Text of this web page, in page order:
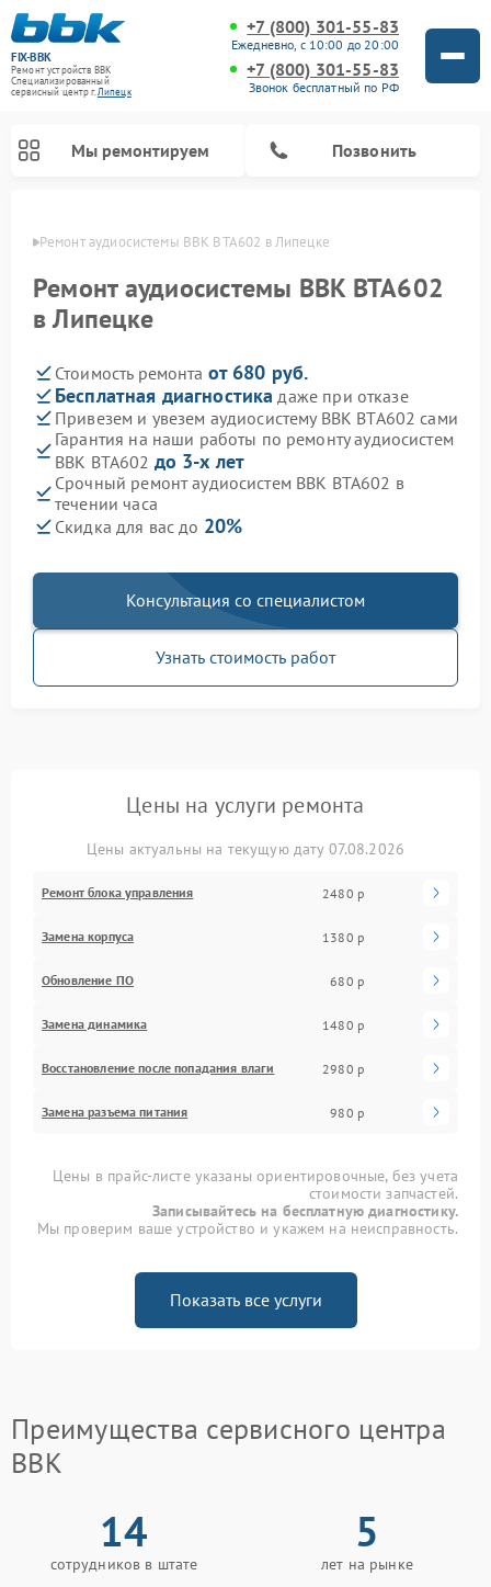
FIX-BBK
Ремонт устройств BBK
Специализированный
cервисный центр г.Липецк
+7 (800) 301-55-83
Ежедневно, с 10:00 до 20:00
+7 (800) 301-55-83
Звонок бесплатный по РФ
Мы ремонтируем Позвонить
Ремонт аудиосистемы BBK BTA602 в Липецке
Ремонт аудиосистемы BBK BTA602
в Липецке
Стоимость ремонта от 680 руб.
Бесплатная диагностика даже при отказе
Привезем и увезем аудиосистему BBK BTA602 сами
Гарантия на наши работы по ремонту аудиосистем
BBK BTA602 до 3-х лет
Срочный ремонт аудиосистем BBK BTA602 в
течении часа
Скидка для вас до 20%
Консультация со специалистом
Узнать стоимость работ
Цены на услуги ремонта
Цены актуальны на текущую дату 07.08.2026
Ремонт блока управления 2480 р
Замена корпуса 1380 р
Обновление ПО 680 р
Замена динамика 1480 р
Восстановление после попадания влаги 2980 р
Замена разъема питания 980 р
Цены в прайс-листе указаны ориентировочные, без учета
стоимости запчастей.
Записывайтесь на бесплатную диагностику.
Мы проверим ваше устройство и укажем на неисправность.
Показать все услуги
Преимущества сервисного центра
BBK
14
сотрудников в штате
5
лет на рынке